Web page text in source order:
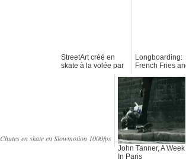
StreetArt créé en
skate à la volée par
Longboarding:
French Fries
Chutes en skate en Slowmotion 1000fps
John Tanner, A Week
In Paris